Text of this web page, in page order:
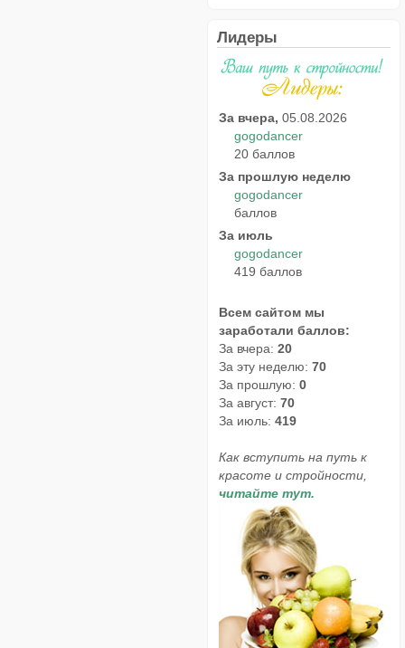
Лидеры
За вчера, 05.08.2026
gogodancer
20 баллов
За прошлую неделю
gogodancer
баллов
За июль
gogodancer
419 баллов
Всем сайтом мы
заработали баллов:
За вчера: 20
За эту неделю: 70
За прошлую: 0
За август: 70
За июль: 419
Как вступить на путь к
красоте и стройности,
читайте тут.